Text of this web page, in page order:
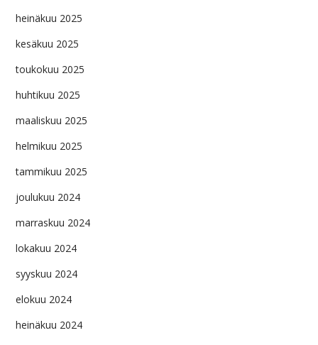
heinäkuu 2025
kesäkuu 2025
toukokuu 2025
huhtikuu 2025
maaliskuu 2025
helmikuu 2025
tammikuu 2025
joulukuu 2024
marraskuu 2024
lokakuu 2024
syyskuu 2024
elokuu 2024
heinäkuu 2024